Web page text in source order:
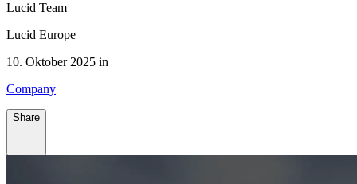
Lucid Team
Lucid Europe
10. Oktober 2025 in
Company
Share